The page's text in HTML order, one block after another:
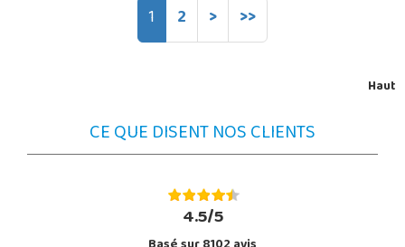
1 2 > >>
Haut
CE QUE DISENT NOS CLIENTS
4.5/5